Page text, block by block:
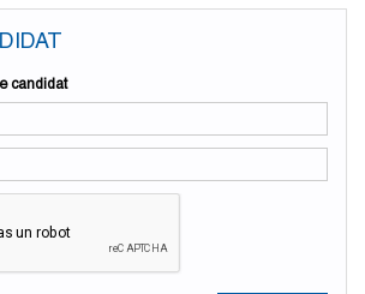
candidat